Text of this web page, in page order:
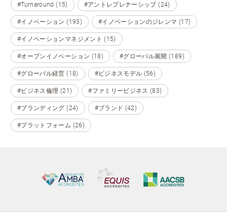
#Turnaround (15) #アントレプレナーシップ (24)
#イノベーション (193) #イノベーションのジレンマ (17)
#イノベーションマネジメント (15)
#オープンイノベーション (18) #グローバル展開 (189)
#グローバル経営 (18) #ビジネスモデル (56)
#ビジネス倫理 (21) #ファミリービジネス (83)
#ブランディング (24) #ブランド (42)
#プラットフォーム (26)